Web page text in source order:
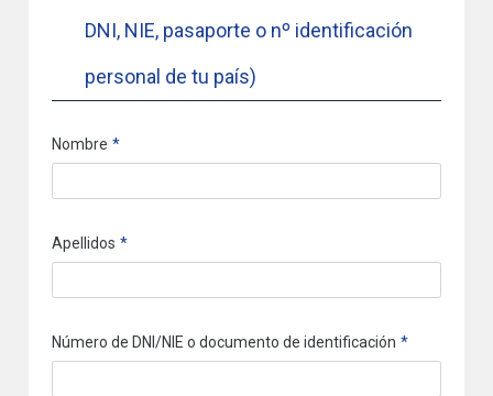
DNI, NIE, pasaporte o nº identificación
personal de tu país)
Nombre
Apellidos
Número de DNI/NIE o documento de identificación